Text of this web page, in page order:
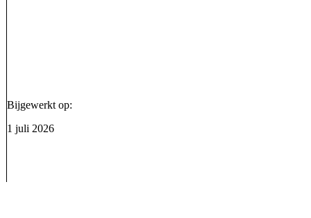
Bijgewerkt op:
1 juli 2026